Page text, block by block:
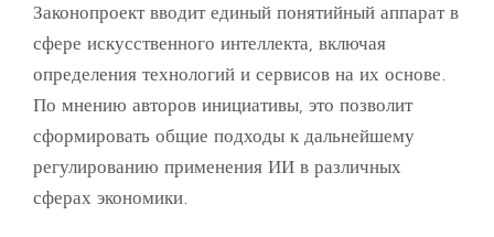
Законопроект вводит единый понятийный аппарат в
сфере искусственного интеллекта, включая
определения технологий и сервисов на их основе.
По мнению авторов инициативы, это позволит
сформировать общие подходы к дальнейшему
регулированию применения ИИ в различных
сферах экономики.